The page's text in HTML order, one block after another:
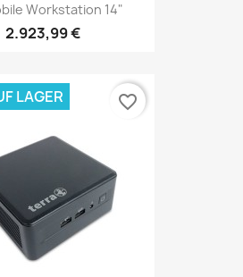
Workstation 14"
2.923,99 €
LAGER favorite_border